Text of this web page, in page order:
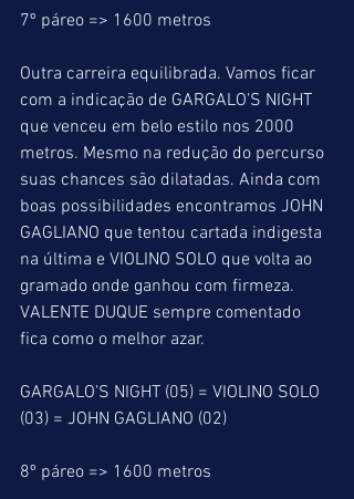
7º páreo => 1600 metros
Outra carreira equilibrada. Vamos ficar
com a indicação de GARGALO’S NIGHT
que venceu em belo estilo nos 2000
metros. Mesmo na redução do percurso
suas chances são dilatadas. Ainda com
boas possibilidades encontramos JOHN
GAGLIANO que tentou cartada indigesta
na última e VIOLINO SOLO que volta ao
gramado onde ganhou com firmeza.
VALENTE DUQUE sempre comentado
fica como o melhor azar.
GARGALO’S NIGHT (05) = VIOLINO SOLO
(03) = JOHN GAGLIANO (02)
8º páreo => 1600 metros